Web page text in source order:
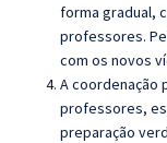
forma gradual,
professores.
com os novos
A coordenação
professores,
preparação